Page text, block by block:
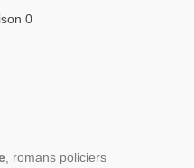
0
, romans policiers